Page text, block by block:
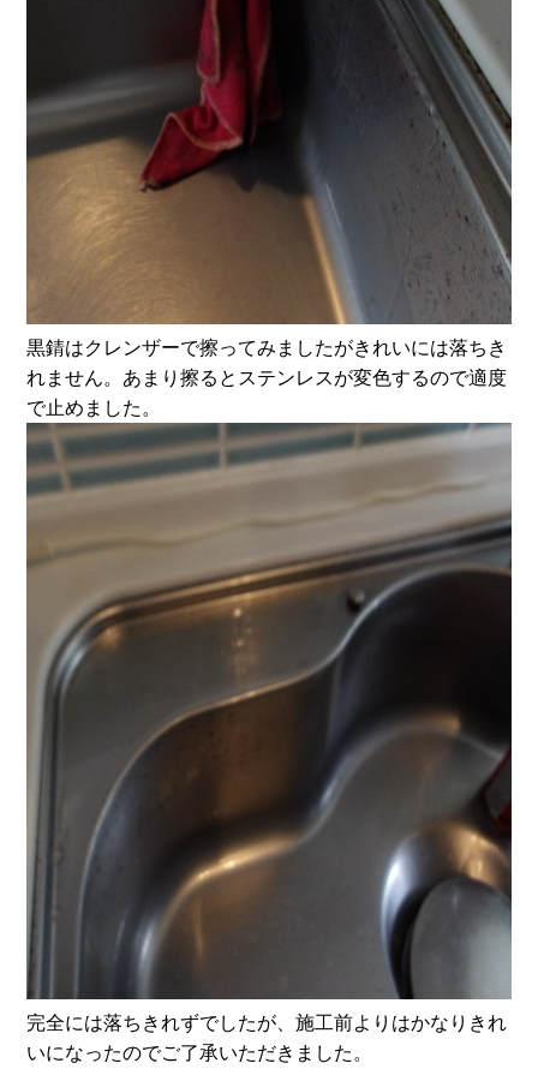
黒錆はクレンザーで擦ってみましたがきれいには落ちき
れません。あまり擦るとステンレスが変色するので適度
で止めました。
完全には落ちきれずでしたが、施工前よりはかなりきれ
いになったのでご了承いただきました。